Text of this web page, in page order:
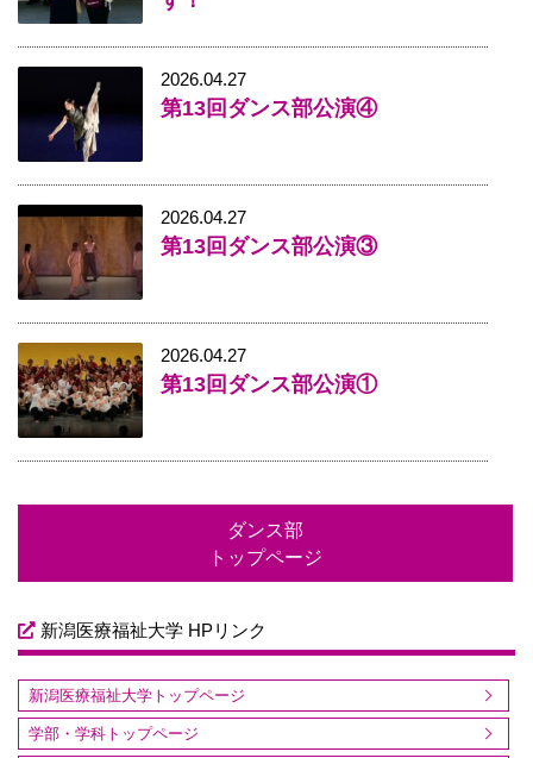
2026.04.27
第13回ダンス部公演④
2026.04.27
第13回ダンス部公演③
2026.04.27
第13回ダンス部公演①
ダンス部
トップページ
新潟医療福祉大学 HPリンク
新潟医療福祉大学トップページ
学部・学科トップページ